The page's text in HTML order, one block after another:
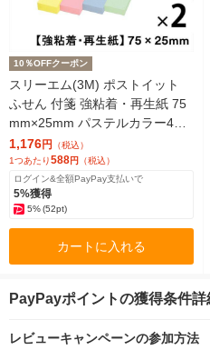
10％OFFクーポン
スリーエム(3M) ポストイット
ふせん 付箋 強粘着・再生紙 75
mm×25mm パステルカラー4色
2パック（5冊入×2） 500-5SSA
P
1,176円 （税込）
1つあたり588円 （税込）
ログイン&全額PayPay支払いで
5%獲得
5%(52pt)
カートに入れる
PayPayポイントの獲得条件詳
レビューキャンペーンの参加方法